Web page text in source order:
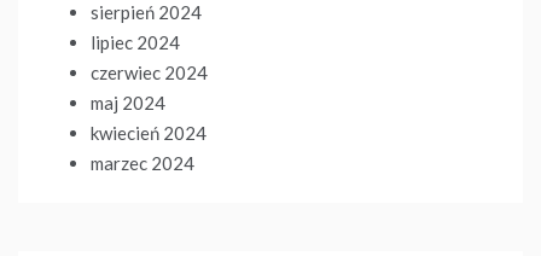
sierpień 2024
lipiec 2024
czerwiec 2024
maj 2024
kwiecień 2024
marzec 2024